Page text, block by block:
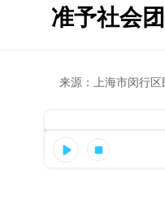
准予社会
来源：上海市闵行